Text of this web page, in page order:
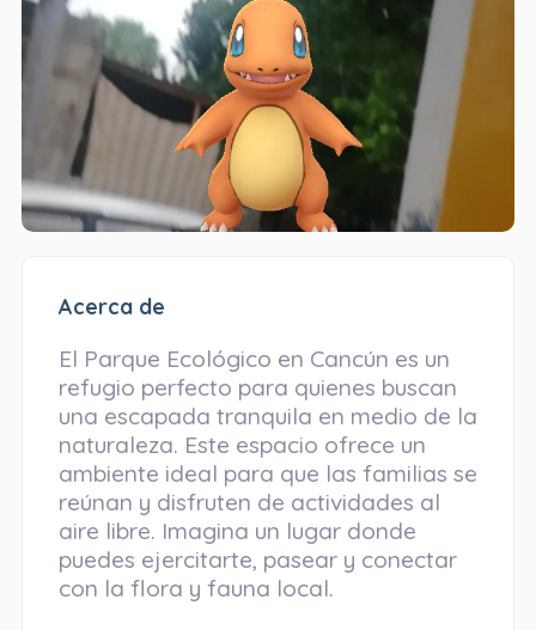
Acerca de
El Parque Ecológico en Cancún es un
refugio perfecto para quienes buscan
una escapada tranquila en medio de la
naturaleza. Este espacio ofrece un
ambiente ideal para que las familias se
reúnan y disfruten de actividades al
aire libre. Imagina un lugar donde
puedes ejercitarte, pasear y conectar
con la flora y fauna local.